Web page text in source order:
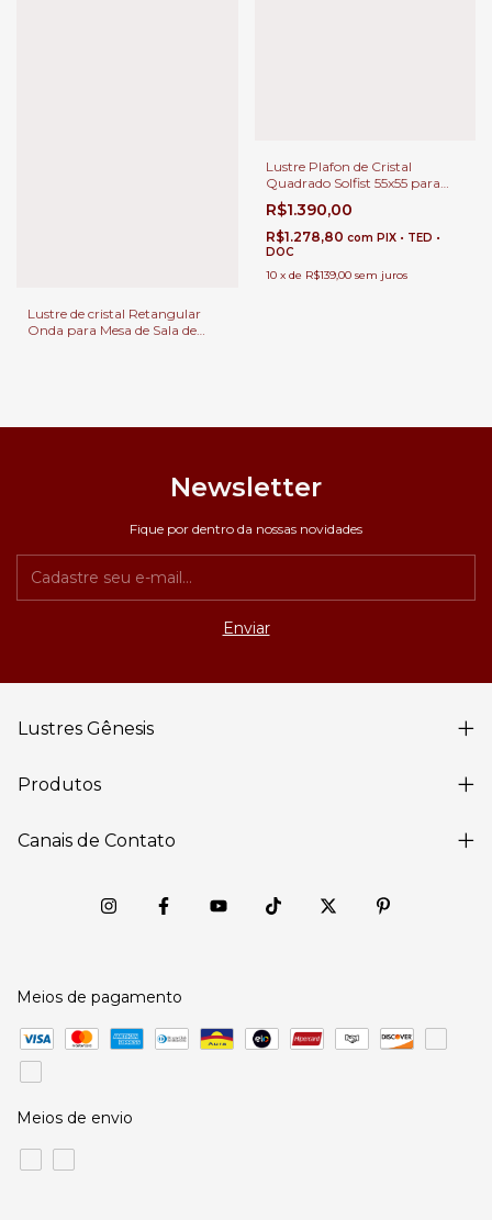
Lustre de cristal Retangular
Onda para Mesa de Sala de
Lustre Plafon de Cristal
Quadrado Solfist 55x55 para
Sala Jantar, Sala de Estar e
Quartos.
R$1.390,00
R$1.278,80 com PIX • TED •
DOC
10 x de R$139,00 sem juros
Newsletter
Fique por dentro da nossas novidades
Lustres Gênesis
Produtos
Canais de Contato
Meios de pagamento
Meios de envio